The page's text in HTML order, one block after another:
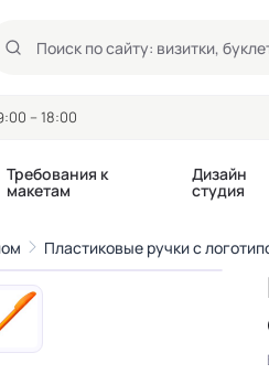
– 18:00
Календари
Календари
Календари
Требования к
макетам
Дизайн
студия
Пластиковые ручки с
›
1/5